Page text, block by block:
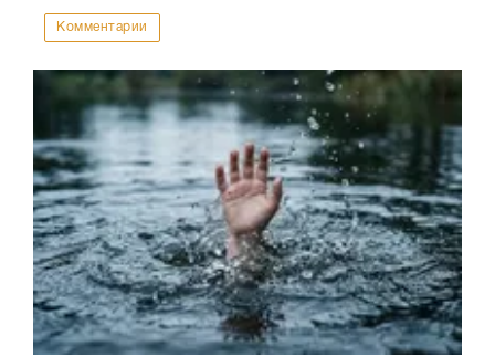
Комментарии